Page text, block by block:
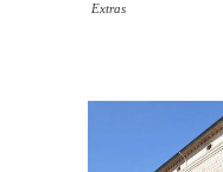
Extras